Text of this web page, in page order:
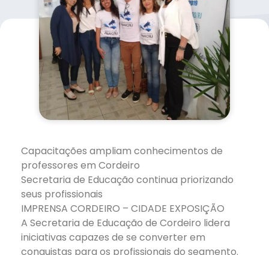
Capacitações ampliam conhecimentos de
professores em Cordeiro
Secretaria de Educação continua priorizando
seus profissionais
IMPRENSA CORDEIRO – CIDADE EXPOSIÇÃO
A Secretaria de Educação de Cordeiro lidera
iniciativas capazes de se converter em
conquistas para os profissionais do segmento.